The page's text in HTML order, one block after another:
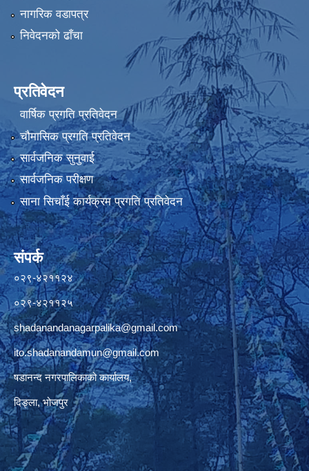
नागरिक वडापत्र
निवेदनको ढाँचा
प्रतिवेदन
वार्षिक प्रगति प्रतिवेदन
चौमासिक प्रगति प्रतिवेदन
सार्वजनिक सुनुवाई
सार्वजनिक परीक्षण
साना सिचाँई कार्यक्रम प्रगति प्रतिवेदन
संपर्क
०२९-४२११२४
०२९-४२११२५
shadanandanagarpalika@gmail.com
ito.shadanandamun@gmail.com
षडानन्द नगरपालिकाको कार्यालय,
दिङ्ला, भोजपुर